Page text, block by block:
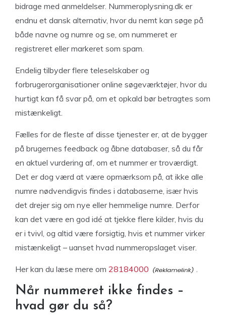
bidrage med anmeldelser. Nummeroplysning.dk er
endnu et dansk alternativ, hvor du nemt kan søge på
både navne og numre og se, om nummeret er
registreret eller markeret som spam.
Endelig tilbyder flere teleselskaber og
forbrugerorganisationer online søgeværktøjer, hvor du
hurtigt kan få svar på, om et opkald bør betragtes som
mistænkeligt.
Fælles for de fleste af disse tjenester er, at de bygger
på brugernes feedback og åbne databaser, så du får
en aktuel vurdering af, om et nummer er troværdigt.
Det er dog værd at være opmærksom på, at ikke alle
numre nødvendigvis findes i databaserne, især hvis
det drejer sig om nye eller hemmelige numre. Derfor
kan det være en god idé at tjekke flere kilder, hvis du
er i tvivl, og altid være forsigtig, hvis et nummer virker
mistænkeligt – uanset hvad nummeropslaget viser.
Her kan du læse mere om 28184000
Når nummeret ikke findes –
hvad gør du så?